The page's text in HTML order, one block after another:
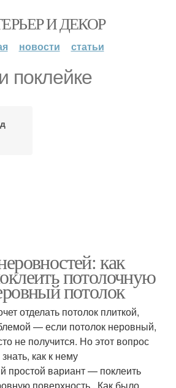
И ДЕКОР
новости статьи
поклейке
как
потолочную
потолок
отделать потолок плиткой,
— если потолок неровный,
не получится. Но этот вопрос
как к нему
простой вариант — поклеить